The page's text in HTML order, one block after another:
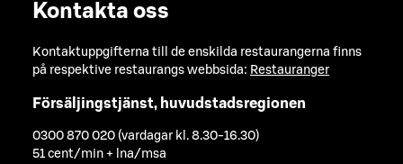
Kontakta oss
Kontaktuppgifterna till de enskilda restaurangerna finns
på respektive restaurangs webbsida: Restauranger
Försäljingstjänst, huvudstadsregionen
0300 870 020 (vardagar kl. 8.30-16.30)
51 cent/min + lna/msa